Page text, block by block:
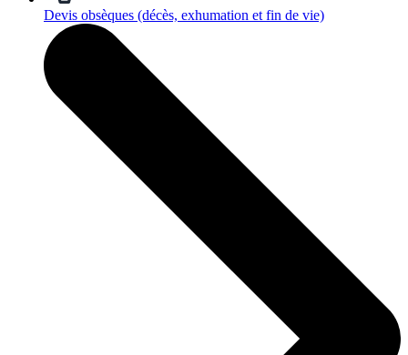
Devis obsèques (décès, exhumation et fin de vie)